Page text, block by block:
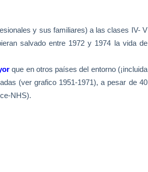
y sus familiares) a las clases IV- V
salvado entre 1972 y 1974 la vida de
que en otros países del entorno (¡incluida
(ver grafico 1951-1971), a pesar de 40
NHS).